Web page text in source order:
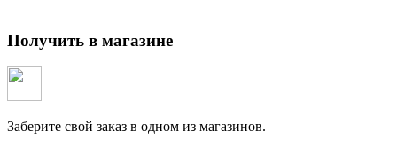
Получить в магазине
Заберите свой заказ в одном из магазинов.